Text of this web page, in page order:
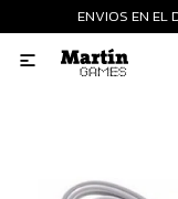
ENVIOS EN EL

Consolas nuevas